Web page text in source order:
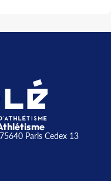
Paris Cedex 13